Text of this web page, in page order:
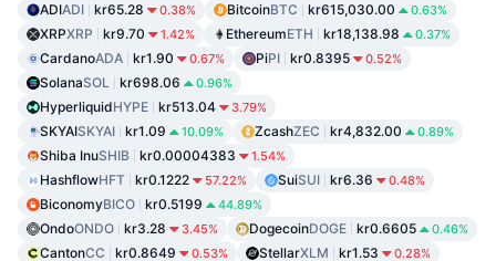
ADIADI kr65.28 0.38% BitcoinBTC kr615,030.00 0.63%
XRPXRP kr9.70 1.42% EthereumETH kr18,138.98 0.37%
CardanoADA kr1.90 0.67% PiPI kr0.8395 0.52%
SolanaSOL kr698.06 0.96%
HyperliquidHYPE kr513.04 3.79%
SKYAISKYAI kr1.09 10.09% ZcashZEC kr4,832.00 0.89%
Shiba InuSHIB kr0.00004383 1.54%
HashflowHFT kr0.1222 57.22% SuiSUI kr6.36 0.48%
BiconomyBICO kr0.5199 44.89%
OndoONDO kr3.28 3.45% DogecoinDOGE kr0.6605 0.46%
CantonCC kr0.8649 0.53% StellarXLM kr1.53 0.28%